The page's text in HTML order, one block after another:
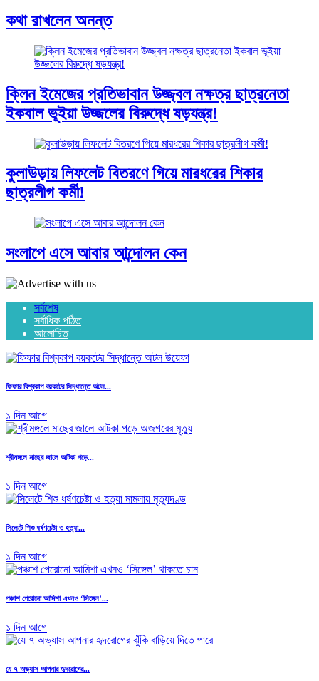
কথা রাখলেন অনন্ত
ক্লিন ইমেজের প্রতিভাবান উজ্জ্বল নক্ষত্র ছাত্রনেতা
ইকবাল ভূইয়া উজ্জলের বিরুদ্ধে ষড়যন্ত্র!
কুলাউড়ায় লিফলেট বিতরণে গিয়ে মারধরের শিকার
ছাত্রলীগ কর্মী!
সংলাপে এসে আবার আন্দোলন কেন
সর্বশেষ
সর্বাধিক পঠিত
আলোচিত
ফিফার বিশ্বকাপ বয়কটের সিদ্ধান্তে অটল...
১ দিন আগে
শ্রীমঙ্গলে মাছের জালে আটকা পড়ে...
১ দিন আগে
সিলেটে শিশু ধর্ষণচেষ্টা ও হত্যা...
১ দিন আগে
পঞ্চাশ পেরোনো আমিশা এখনও ‘সিঙ্গেল’...
১ দিন আগে
যে ৭ অভ্যাস আপনার হৃদরোগের...